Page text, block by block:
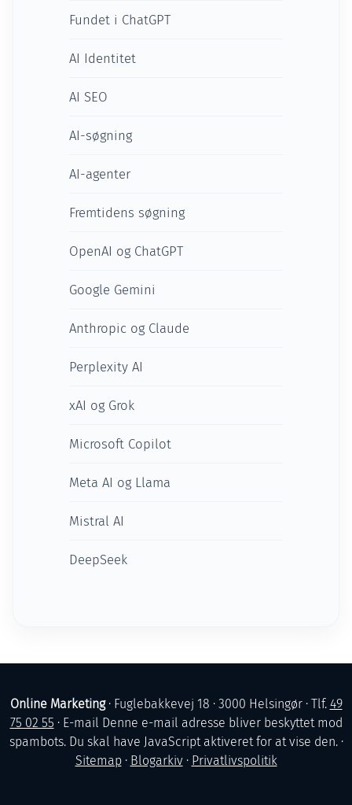
Fundet i ChatGPT
AI Identitet
AI SEO
AI-søgning
AI-agenter
Fremtidens søgning
OpenAI og ChatGPT
Google Gemini
Anthropic og Claude
Perplexity AI
xAI og Grok
Microsoft Copilot
Meta AI og Llama
Mistral AI
DeepSeek
Online Marketing· Fuglebakkevej 18 · 3000 Helsingør · Tlf. 49
75 02 55 · E-mail Denne e-mail adresse bliver beskyttet mod
spambots. Du skal have JavaScript aktiveret for at vise den.·
Sitemap· Blogarkiv· Privatlivspolitik